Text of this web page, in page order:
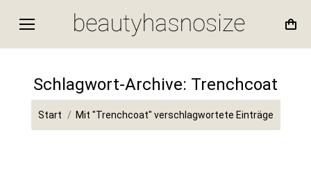
Schlagwort-Archive: Trenchcoat
Sie befinden sich hier:
Start Mit "Trenchcoat" verschlagwortete Einträge